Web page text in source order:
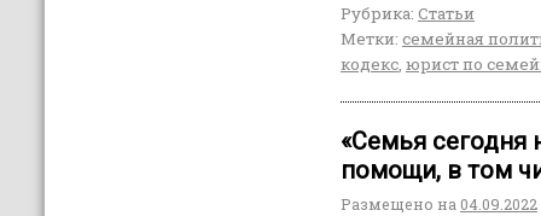
Рубрика: Статьи
Метки: семейная
кодекс, юрист по
«Семья сегодня
помощи, в том
Размещено на 04.09.2022